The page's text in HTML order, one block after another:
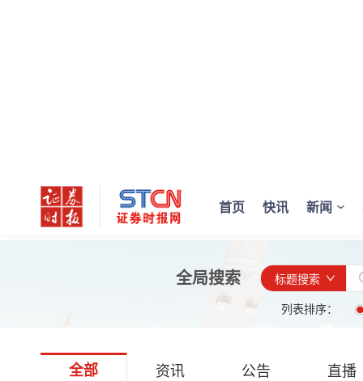
首页 快讯 新闻
全局搜索
标题搜索
列表排序：
全部 资讯 公告 直播